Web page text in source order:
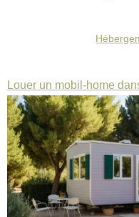
Louer un mobil-home